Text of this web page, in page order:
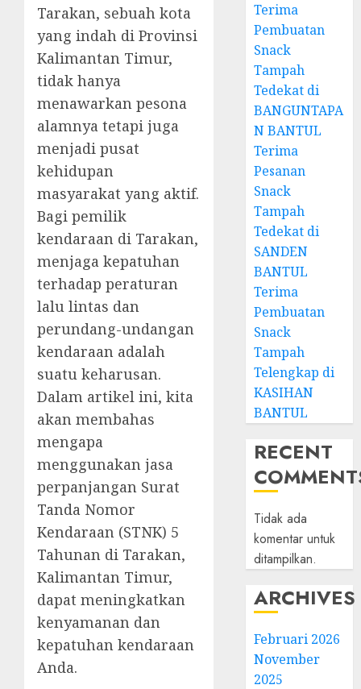
Tarakan, sebuah kota
yang indah di Provinsi
Kalimantan Timur,
tidak hanya
menawarkan pesona
alamnya tetapi juga
menjadi pusat
kehidupan
masyarakat yang aktif.
Bagi pemilik
kendaraan di Tarakan,
menjaga kepatuhan
terhadap peraturan
lalu lintas dan
perundang-undangan
kendaraan adalah
suatu keharusan.
Dalam artikel ini, kita
akan membahas
mengapa
menggunakan jasa
perpanjangan Surat
Tanda Nomor
Kendaraan (STNK) 5
Tahunan di Tarakan,
Kalimantan Timur,
dapat meningkatkan
kenyamanan dan
kepatuhan kendaraan
Anda.
Terima
Pembuatan
Snack
Tampah
Tedekat di
BANGUNTAPA
N BANTUL
Terima
Pesanan
Snack
Tampah
Tedekat di
SANDEN
BANTUL
Terima
Pembuatan
Snack
Tampah
Telengkap di
KASIHAN
BANTUL
RECENT
Tidak ada
komentar untuk
ditampilkan.
ARCHIVES
Februari 2026
November
2025